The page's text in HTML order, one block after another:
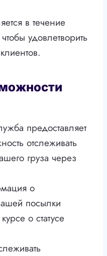
в течение
удовлетворить
предоставляет
отслеживать
груза через
о
посылки
о статусе